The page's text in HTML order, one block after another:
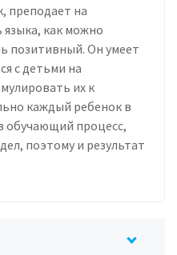
преподает на
языка, как можно
позитивный. Он умеет
с детьми на
их к
каждый ребенок в
обучающий процесс,
поэтому и результат